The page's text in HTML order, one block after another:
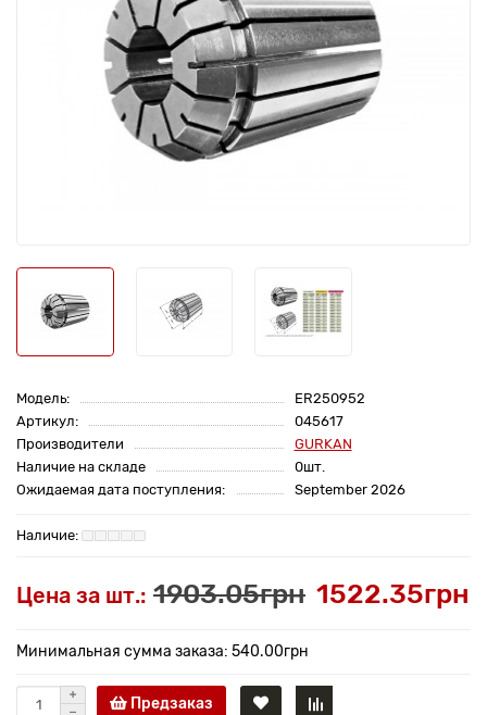
Модель:
ER250952
Артикул:
045617
Производители
GURKAN
Наличие на складе
0шт.
Ожидаемая дата поступления:
September 2026
Цена за шт.: 1903.05грн 1522.35грн
Минимальная сумма заказа: 540.00грн
Предзаказ